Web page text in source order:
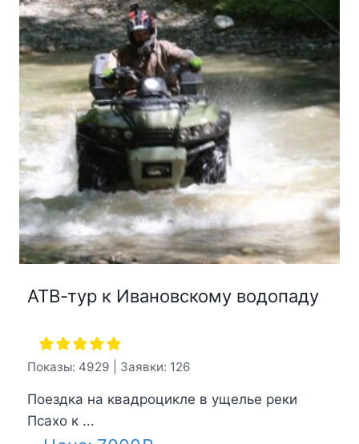
АТВ-тур к Ивановскому водопаду
Показы: 4929 | Заявки: 126
Поездка на квадроцикле в ущелье реки
Псахо к ...